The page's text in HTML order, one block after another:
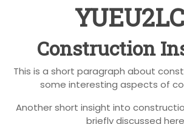
Construction
This is a short paragraph about
some interesting aspects of
Another short insight into
briefly discussed